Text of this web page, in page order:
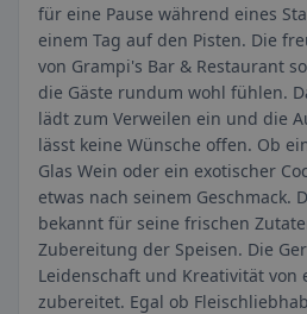
für eine Pause während eines
einem Tag auf den Pisten. Die
von Grampi's Bar & Restaurant
die Gäste rundum wohl fühlen.
lädt zum Verweilen ein und die
lässt keine Wünsche offen. Ob
Glas Wein oder ein exotischer
etwas nach seinem Geschmack.
bekannt für seine frischen
Zubereitung der Speisen. Die
Leidenschaft und Kreativität von
zubereitet. Egal ob